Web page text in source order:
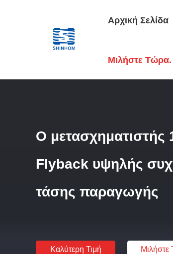
Αρχική Σελίδα
Μιλήστε Τώρα.
Ο μετασχηματιστής
Flyback υψηλής
τάσης παραγωγής
Καλύτερη Τιμή